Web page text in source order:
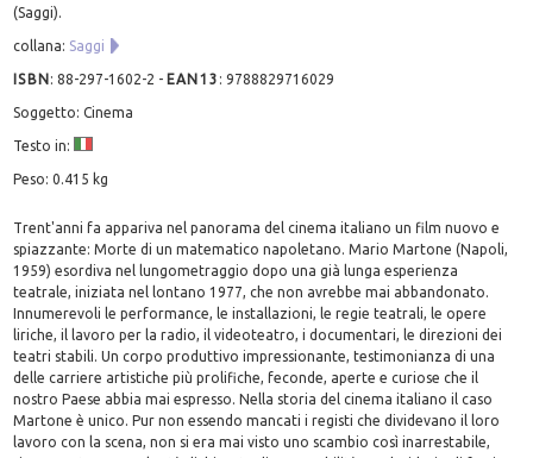
(Saggi).
collana: Saggi
ISBN:88-297-1602-2 - EAN13 :9788829716029
Soggetto: Cinema
Testo in:
Peso: 0.415 kg
Trent'anni fa appariva nel panorama del cinema italiano un film nuovo e
spiazzante: Morte di un matematico napoletano. Mario Martone (Napoli,
1959) esordiva nel lungometraggio dopo una già lunga esperienza
teatrale, iniziata nel lontano 1977, che non avrebbe mai abbandonato.
Innumerevoli le performance, le installazioni, le regie teatrali, le opere
liriche, il lavoro per la radio, il videoteatro, i documentari, le direzioni dei
teatri stabili. Un corpo produttivo impressionante, testimonianza di una
delle carriere artistiche più prolifiche, feconde, aperte e curiose che il
nostro Paese abbia mai espresso. Nella storia del cinema italiano il caso
Martone è unico. Pur non essendo mancati i registi che dividevano il loro
lavoro con la scena, non si era mai visto uno scambio così inarrestabile,